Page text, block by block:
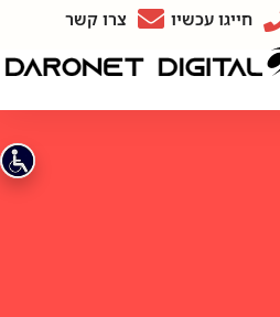
חייגו עכשיו צרו קשר